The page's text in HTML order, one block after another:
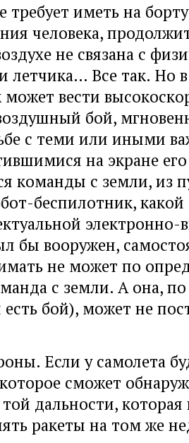
требует иметь на
человека,
не связана с
летчика… Все так. Но
может вести
бой,
с теми или иными
на экране
команды с земли, из
беспилотник,
электронно-
бы вооружен,
не может по
с земли. А она,
бой), может не
Если у самолета
сможет
дальности, которая
ракеты на том же